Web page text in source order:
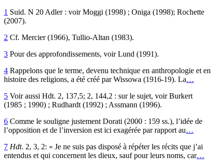
1 Suid. N 20 Adler : voir Moggi (1998) ; Oniga (1998); Rochette
(2007).
2 Cf. Mercier (1966), Tullio-Altan (1983).
3 Pour des approfondissements, voir Lund (1991).
4 Rappelons que le terme, devenu technique en anthropologie et en
histoire des religions, a été créé par Wissowa (1916-19). La…
5 Voir aussi Hdt. 2, 137,5; 2, 144,2 : sur le sujet, voir Burkert
(1985 ; 1990) ; Rudhardt (1992) ; Assmann (1996).
6 Comme le souligne justement Dorati (2000 : 159 ss.), l’idée de
l’opposition et de l’inversion est ici exagérée par rapport au…
7 Hdt. 2, 3, 2: « Je ne suis pas disposé à répéter les récits que j’ai
entendus et qui concernent les dieux, sauf pour leurs noms, car…